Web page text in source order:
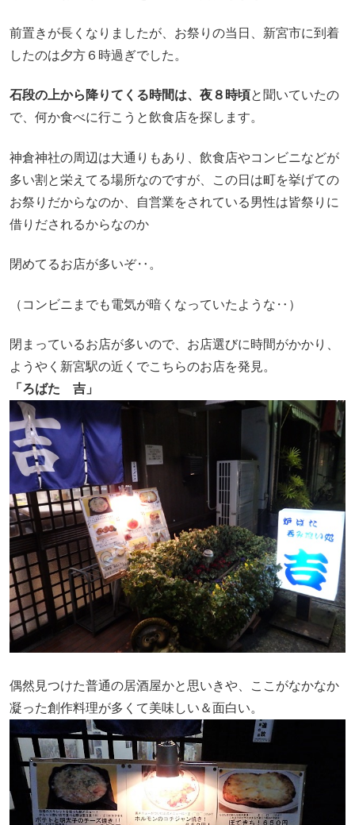
前置きが長くなりましたが、お祭りの当日、新宮市に到着
したのは夕方６時過ぎでした。
石段の上から降りてくる時間は、夜８時頃と聞いていたの
で、何か食べに行こうと飲食店を探します。
神倉神社の周辺は大通りもあり、飲食店やコンビニなどが
多い割と栄えてる場所なのですが、この日は町を挙げての
お祭りだからなのか、自営業をされている男性は皆祭りに
借りだされるからなのか
閉めてるお店が多いぞ‥。
（コンビニまでも電気が暗くなっていたような‥）
閉まっているお店が多いので、お店選びに時間がかかり、
ようやく新宮駅の近くでこちらのお店を発見。
「ろばた 吉」
偶然見つけた普通の居酒屋かと思いきや、ここがなかなか
凝った創作料理が多くて美味しい＆面白い。